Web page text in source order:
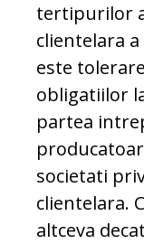
tertipurilor
clientelara
este
obligatiilor
partea
societati
clientelara.
altceva